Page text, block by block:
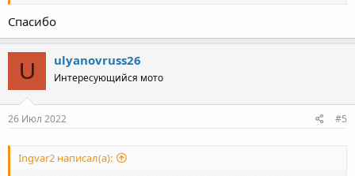
Спасибо
U ulyanovruss26
Интересующийся мото
26 Июл 2022 #5
Ingvar2 написал(а):